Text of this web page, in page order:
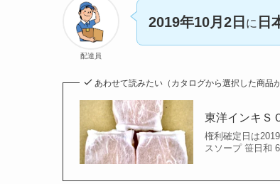
配達員
2019年10月2日 に 日
あわせて読みたい（カタログから選択した商品が
東洋インキＳ
権利確定日は
スソープ 笹日和